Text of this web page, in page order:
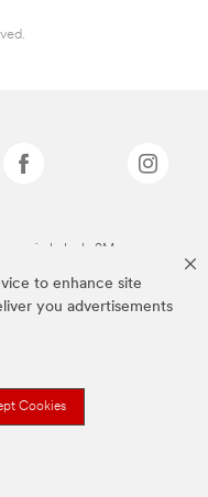
to enhance site
you advertisements
Cookies
propriedade da 3M.